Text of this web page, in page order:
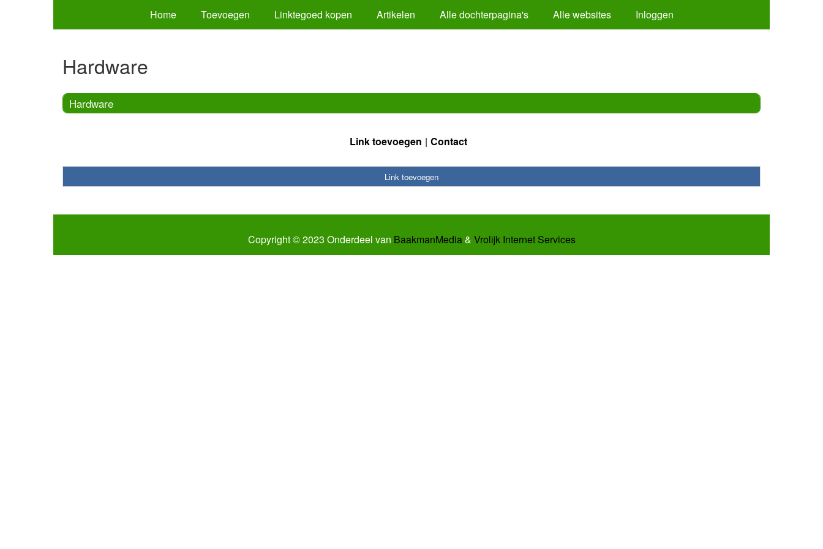
Home Toevoegen Linktegoed kopen Artikelen Alle dochterpagina's Alle websites Inloggen
Hardware
Hardware
Link toevoegen Contact
Link toevoegen
Copyright © 2023 Onderdeel van BaakmanMedia& Vrolijk Internet Services